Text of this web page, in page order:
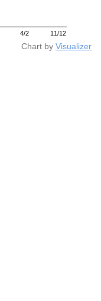
4/2 11/12
Chart by Visualizer